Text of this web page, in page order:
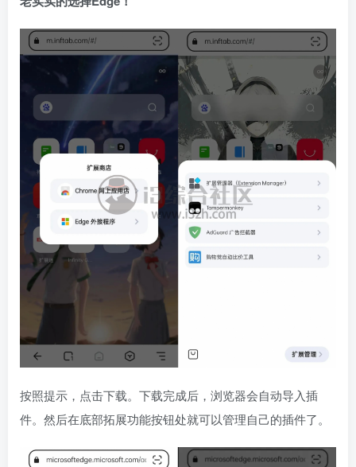
按照提示，点击下载。下载完成后，浏览器会自动导入插
件。然后在底部拓展功能按钮处就可以管理自己的插件了。